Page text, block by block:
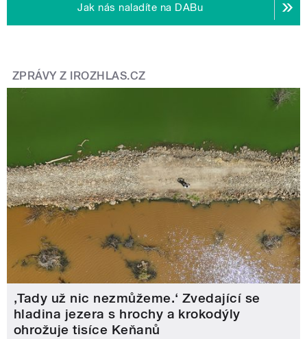
Jak nás naladíte na DABu
ZPRÁVY Z IROZHLAS.CZ
‚Tady už nic nezmůžeme.‘ Zvedající se
hladina jezera s hrochy a krokodýly
ohrožuje tisíce Keňanů